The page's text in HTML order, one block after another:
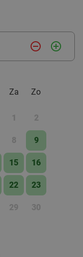
40%
€19
remove_circle_outline add_circle_outline
Za Zo
1 2
8 9
15 16
22 23
29 30